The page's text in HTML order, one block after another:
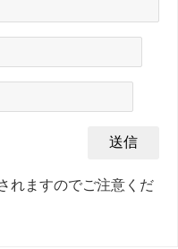
れますのでご注意くだ